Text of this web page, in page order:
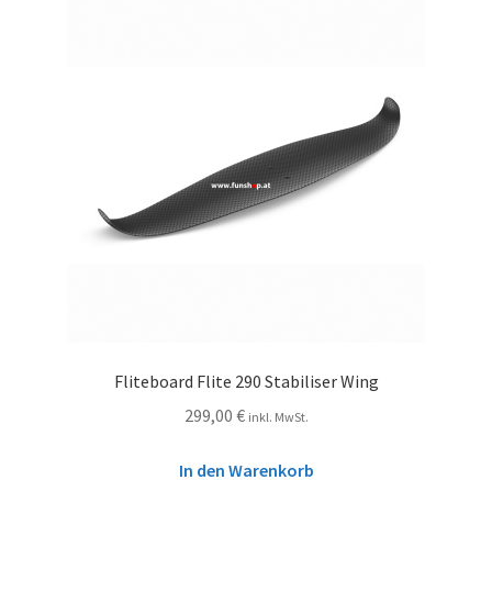
Fliteboard Flite 290 Stabiliser Wing
299,00 € inkl. MwSt.
In den Warenkorb